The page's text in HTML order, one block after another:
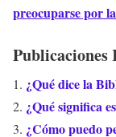
preocuparse por
Publicaciones
¿Qué dice la
¿Qué significa
¿Cómo puedo